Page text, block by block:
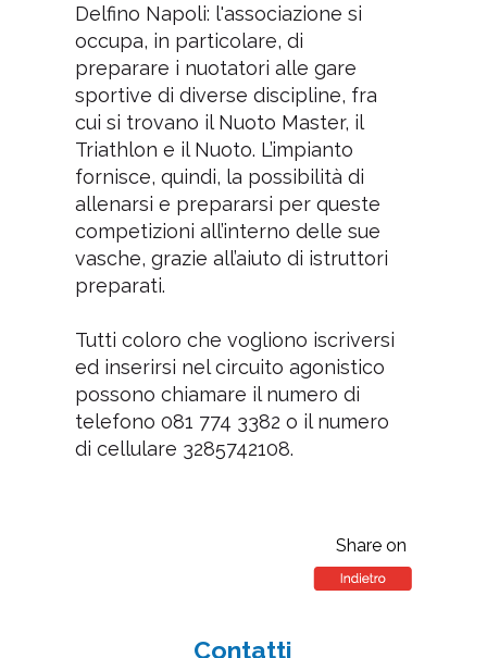
Delfino Napoli: l'associazione si
occupa, in particolare, di
preparare i nuotatori alle gare
sportive di diverse discipline, fra
cui si trovano il Nuoto Master, il
Triathlon e il Nuoto. L’impianto
fornisce, quindi, la possibilità di
allenarsi e prepararsi per queste
competizioni all’interno delle sue
vasche, grazie all’aiuto di istruttori
preparati.
Tutti coloro che vogliono iscriversi
ed inserirsi nel circuito agonistico
possono chiamare il numero di
telefono 081 774 3382 o il numero
di cellulare 3285742108.
Share on
Contatti